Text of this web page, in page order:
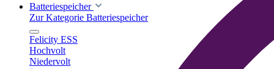
Batteriespeicher
Zur Kategorie Batteriespeicher
Felicity ESS
Hochvolt
Niedervolt